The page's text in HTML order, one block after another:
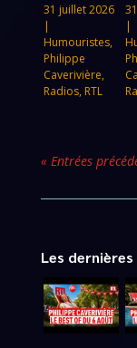
31 juillet 2026
|
Humouristes,
Philippe
Caverivière,
Radios, RTL
|
« Entrées
Les